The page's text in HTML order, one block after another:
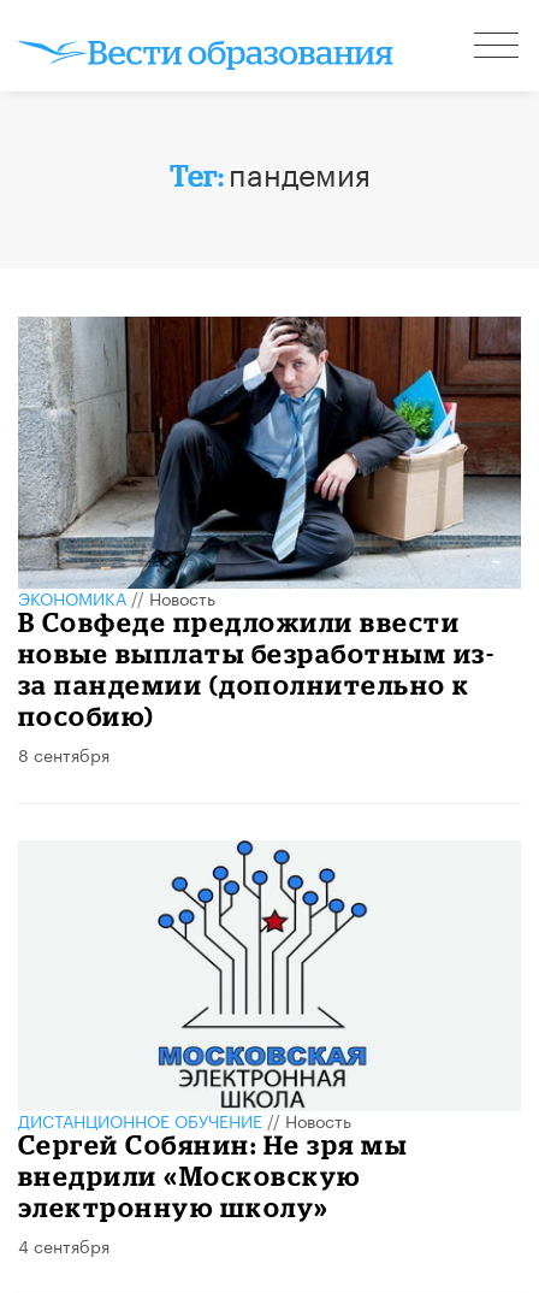
Тег: пандемия
ЭКОНОМИКА//Новость
В Совфеде предложили ввести
новые выплаты безработным из-
за пандемии (дополнительно к
пособию)
8 сентября
ДИСТАНЦИОННОЕ ОБУЧЕНИЕ // Новость
Сергей Собянин: Не зря мы
внедрили «Московскую
электронную школу»
4 сентября